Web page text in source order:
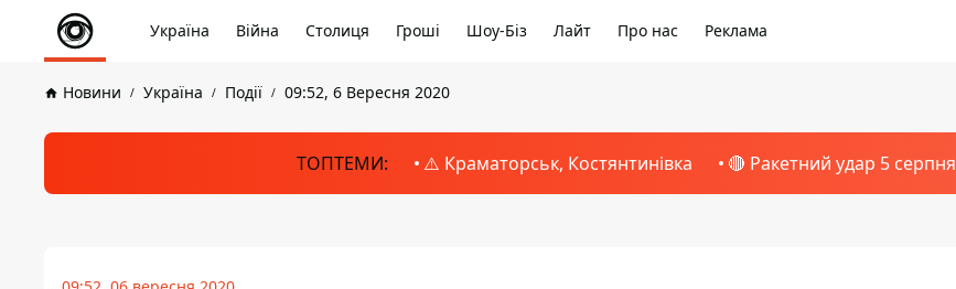
Україна Війна Столиця Гроші Шоу-Біз Лайт Про нас Реклама
Новини Україна Події 09:52, 6 Вересня 2020
ТОПТЕМИ: ⚠️ Краматорськ, Костянтинівка 🔴 Ракетний удар 5 серпня